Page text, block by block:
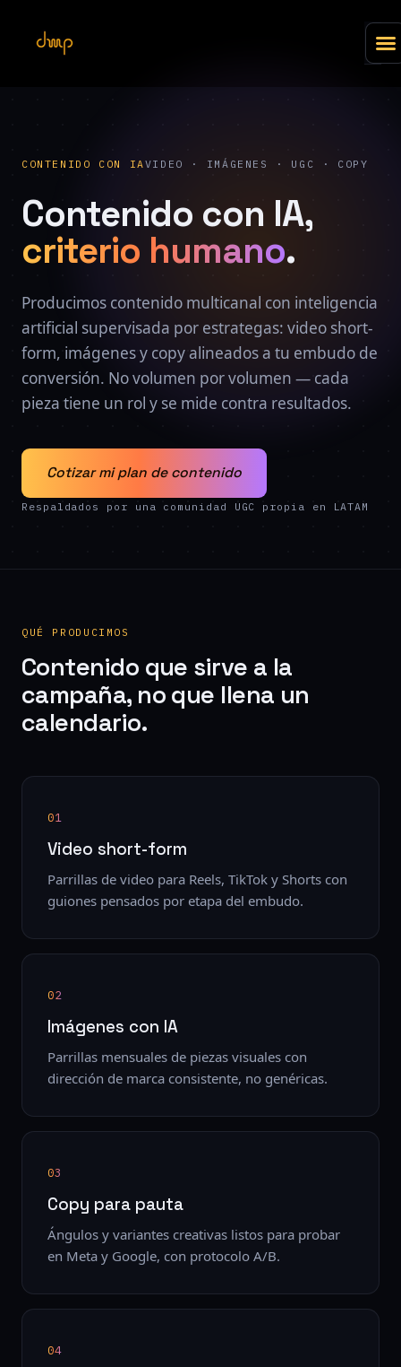
CONTENIDO CON IAVIDEO · IMÁGENES · UGC · COPY
Contenido con IA,
criterio humano.
Producimos contenido multicanal con inteligencia
artificial supervisada por estrategas: video short-
form, imágenes y copy alineados a tu embudo de
conversión. No volumen por volumen — cada
pieza tiene un rol y se mide contra resultados.
Cotizar mi plan de contenido
Respaldados por una comunidad UGC propia en LATAM
QUÉ PRODUCIMOS
Contenido que sirve a la
campaña, no que llena un
calendario.
01
Video short-form
Parrillas de video para Reels, TikTok y Shorts con
guiones pensados por etapa del embudo.
02
Imágenes con IA
Parrillas mensuales de piezas visuales con
dirección de marca consistente, no genéricas.
03
Copy para pauta
Ángulos y variantes creativas listos para probar
en Meta y Google, con protocolo A/B.
04